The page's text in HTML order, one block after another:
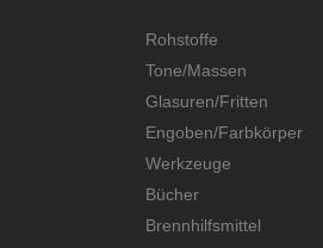
Rohstoffe
Tone/Massen
Glasuren/Fritten
Engoben/Farbkörper
Werkzeuge
Bücher
Brennhilfsmittel